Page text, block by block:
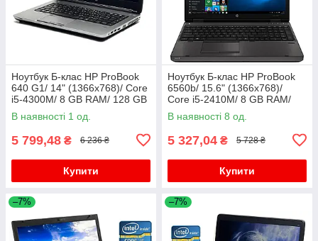
Ноутбук Б-клас HP ProBook
640 G1/ 14" (1366x768)/ Core
i5-4300M/ 8 GB RAM/ 128 GB
SSD/ HD Graphic 4600
В наявності 1 од.
5 799,48 ₴ 6 236 ₴
Купити
Ноутбук Б-клас HP ProBook
6560b/ 15.6" (1366x768)/
Core i5-2410M/ 8 GB RAM/
320 GB HDD/ HD 3000
В наявності 8 од.
5 327,04 ₴ 5 728 ₴
Купити
–7% –7%